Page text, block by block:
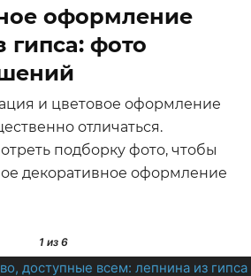
оформление
фото
и цветовое оформление
отличаться.
подборку фото, чтобы
декоративное оформление
1из 6